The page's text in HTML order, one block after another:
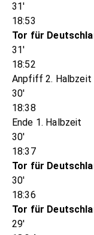
31'
18:53
Tor für
31'
18:52
Anpfiff 2. Halbzeit
30'
18:38
Ende 1. Halbzeit
30'
18:37
Tor für
30'
18:36
Tor für
29'